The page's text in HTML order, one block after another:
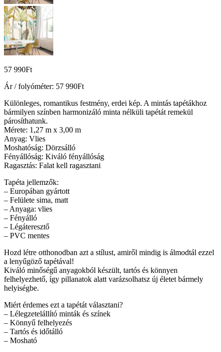
57 990Ft
Ár / folyóméter: 57 990Ft
Különleges, romantikus festmény, erdei kép. A mintás tapétákhoz
bármilyen színben harmonizáló minta nélküli tapétát remekül
párosíthatunk.
Mérete: 1,27 m x 3,00 m
Anyag: Vlies
Moshatóság: Dörzsálló
Fényállóság: Kiváló fényállóság
Ragasztás: Falat kell ragasztani
Tapéta jellemzők:
– Europában gyártott
– Felülete sima, matt
– Anyaga: vlies
– Fényálló
– Légáteresztő
– PVC mentes
Hozd létre otthonodban azt a stílust, amiről mindig is álmodtál ezzel
a lenyűgöző tapétával!
Kiváló minőségű anyagokból készült, tartós és könnyen
felhelyezhető, így pillanatok alatt varázsolhatsz új életet bármely
helyiségbe.
Miért érdemes ezt a tapétát választani?
– Lélegzetelállító minták és színek
– Könnyű felhelyezés
– Tartós és időtálló
– Mosható